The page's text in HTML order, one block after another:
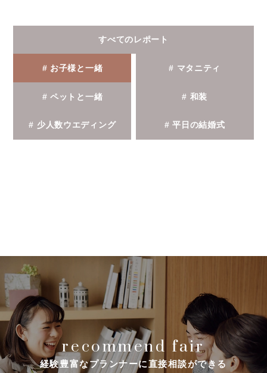
すべてのレポート
# お子様と一緒 # マタニティ
# ペットと一緒 # 和装
# 少人数ウエディング # 平日の結婚式
recommend fair
経験豊富なプランナーに直接相談ができる